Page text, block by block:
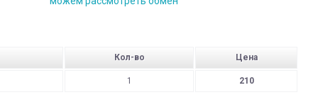
Кол-во Цена
1 210